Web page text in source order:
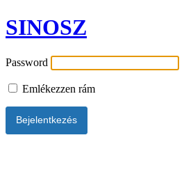
SINOSZ
Password
Emlékezzen rám